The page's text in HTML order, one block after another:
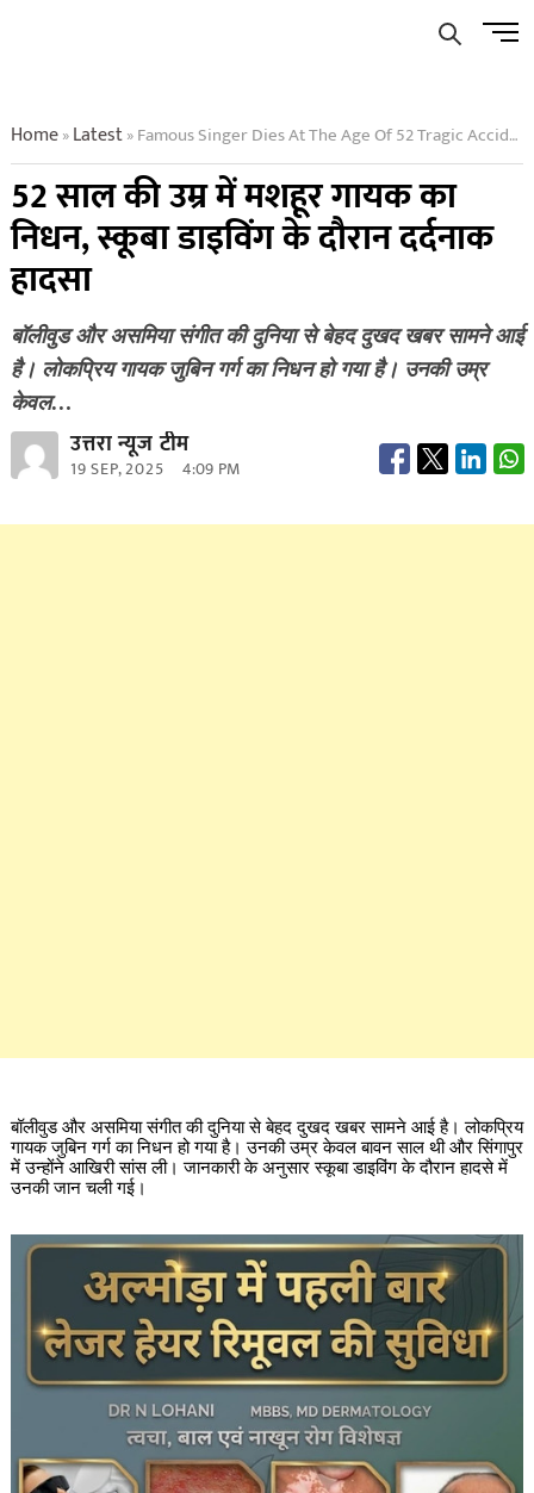
Menu
Home»Latest»Famous Singer Dies At The Age Of 52 Tragic Accident While Scuba Diving
52 साल की उम्र में मशहूर गायक का
निधन, स्कूबा डाइविंग के दौरान दर्दनाक
हादसा
बॉलीवुड और असमिया संगीत की दुनिया से बेहद दुखद खबर सामने आई
है। लोकप्रिय गायक जुबिन गर्ग का निधन हो गया है। उनकी उम्र
केवल…
उत्तरा न्यूज टीम
19 SEP, 2025 4:09 PM
बॉलीवुड और असमिया संगीत की दुनिया से बेहद दुखद खबर सामने आई है। लोकप्रिय
गायक जुबिन गर्ग का निधन हो गया है। उनकी उम्र केवल बावन साल थी और सिंगापुर
में उन्होंने आखिरी सांस ली। जानकारी के अनुसार स्कूबा डाइविंग के दौरान हादसे में
उनकी जान चली गई।